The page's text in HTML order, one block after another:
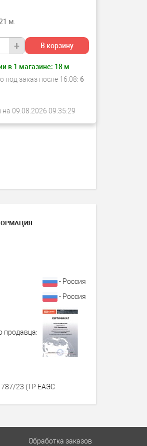
м
+ В корзину
в 1 магазине: 18 м
под заказ после 16.08: 6
на 09.08.2026 09:35:29
- Россия
- Россия
продавца:
23 (ТР ЕАЭС
Обработка заказов